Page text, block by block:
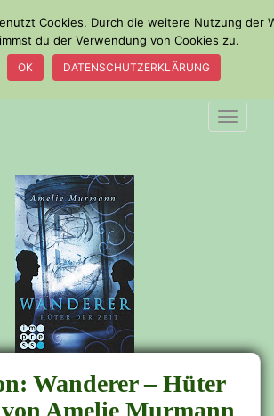
Wanderer – Hüter
Amelie Murmann
Cookies. Durch die weitere Nutzung der
du der Verwendung von Cookies zu.
OK DATENSCHUTZERKLÄRUNG